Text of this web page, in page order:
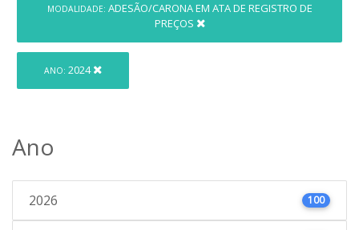
MODALIDADE: ADESÃO/CARONA EM ATA DE REGISTRO DE
PREÇOS
ANO: 2024
Ano
2026 100